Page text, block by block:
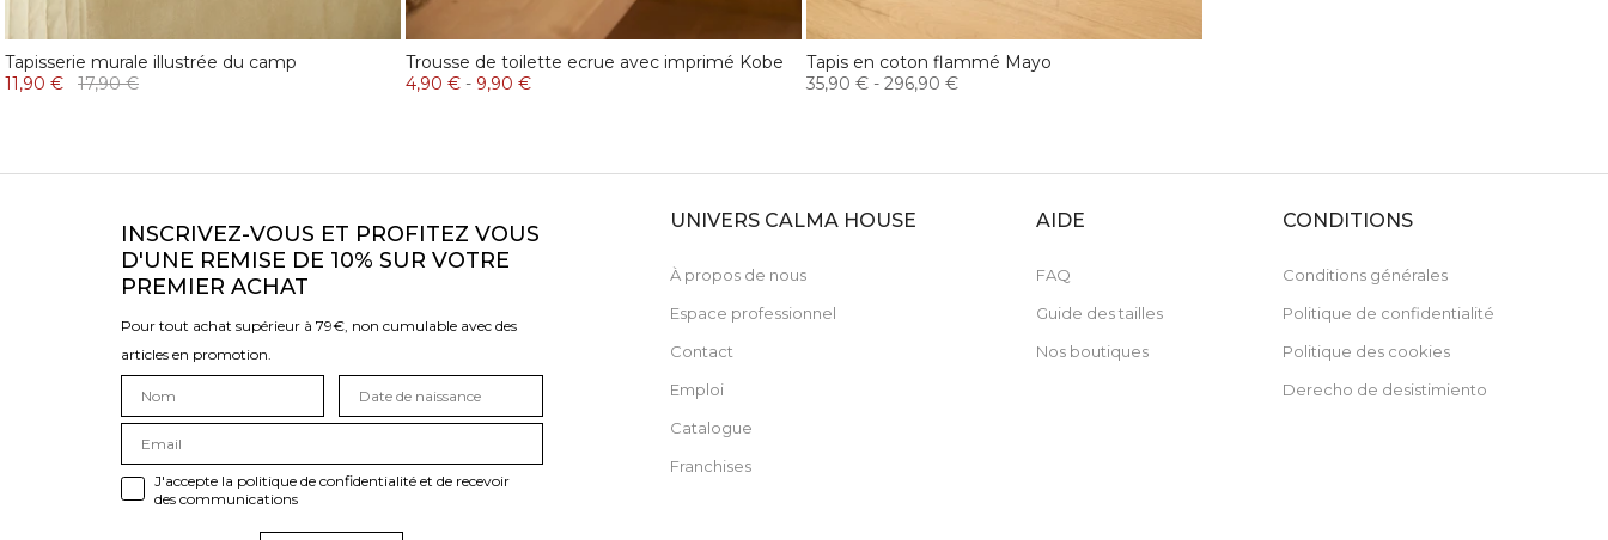
Tapisserie murale illustrée du camp
11,90 €
17,90 €
Trousse de toilette ecrue avec imprimé Kobe
4,90 € - 9,90 €
Tapis en coton flammé Mayo
35,90 € - 296,90 €
INSCRIVEZ-VOUS ET PROFITEZ VOUS
D'UNE REMISE DE 10% SUR VOTRE
PREMIER ACHAT
Pour tout achat supérieur à 79€, non cumulable avec des
articles en promotion.
J'accepte la politique de confidentialité et de recevoir
des communications
UNIVERS CALMA HOUSE
À propos de nous
Espace professionnel
Contact
Emploi
Catalogue
Franchises
AIDE
FAQ
Guide des tailles
Nos boutiques
CONDITIONS
Conditions générales
Politique de confidentialité
Politique des cookies
Derecho de desistimiento